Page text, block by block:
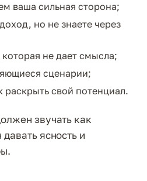
ваша сильная сторона;
но не знаете через
не дает смысла;
сценарии;
раскрыть свой потенциал.
звучать как
ясность и